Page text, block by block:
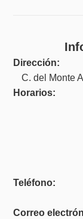
Dirección:
C. del Monte
Horarios:
Teléfono:
Correo